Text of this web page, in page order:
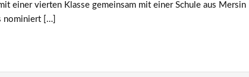
einer vierten Klasse gemeinsam mit einer Schule aus Mersin
nominiert […]